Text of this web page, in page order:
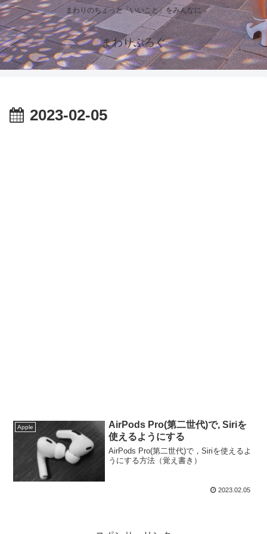
まわりのちょっと「いいこと」をみんなに
まわりぶろぐ
2023-02-05
Apple
AirPods Pro(第二世代)で, Siriを
使えるようにする
AirPods Pro(第二世代)で，Siriを使えるよ
うにする方法（覚え書き）
2023.02.05